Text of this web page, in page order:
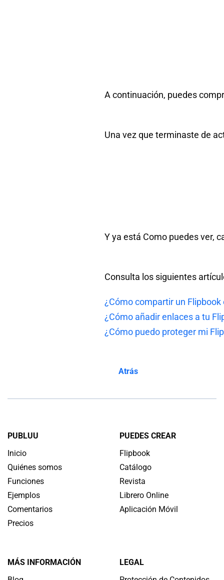
A continuación, puedes
Una vez que terminaste de
Y ya está Como puedes ver,
Consulta los siguientes
¿Cómo compartir un
¿Cómo añadir enlaces a tu
¿Cómo puedo proteger mi
Atrás
PUBLUU
Inicio
Quiénes somos
Funciones
Ejemplos
Comentarios
Precios
PUEDES CREAR
Flipbook
Catálogo
Revista
Librero Online
Aplicación Móvil
MÁS INFORMACIÓN
LEGAL